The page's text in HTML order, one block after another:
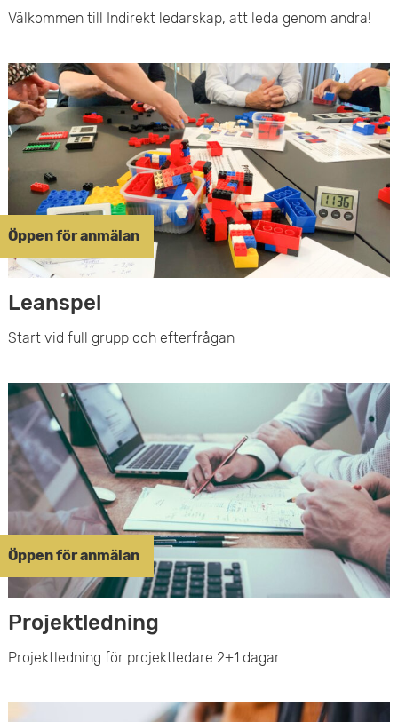
Välkommen till Indirekt ledarskap, att leda genom andra!
Öppen för anmälan
Leanspel
Start vid full grupp och efterfrågan
Öppen för anmälan
Projektledning
Projektledning för projektledare 2+1 dagar.